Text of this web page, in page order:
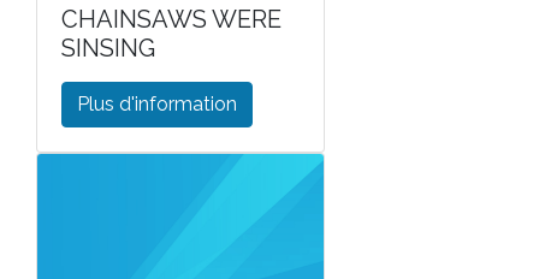
CHAINSAWS WERE
SINSING
Plus d'information